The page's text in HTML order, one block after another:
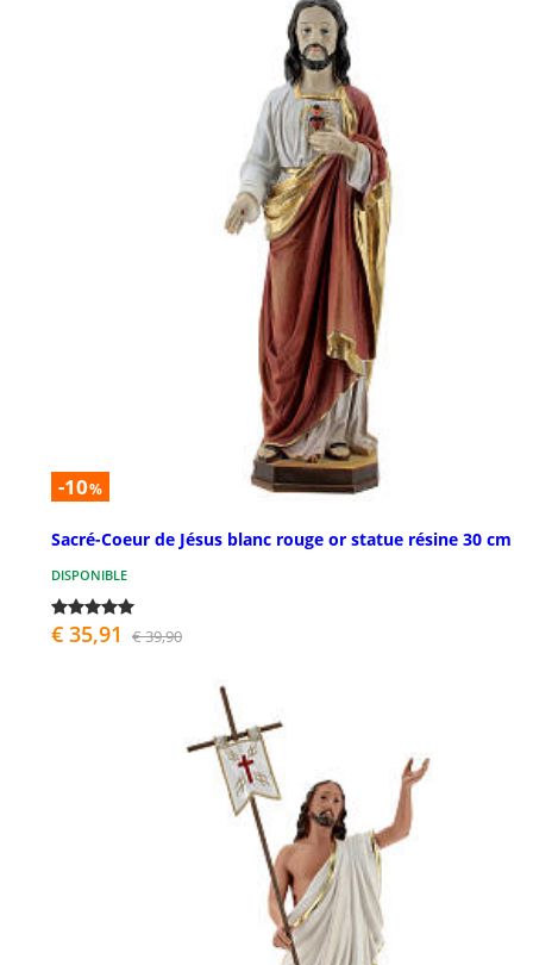
-10%
Sacré-Coeur de Jésus blanc rouge or statue résine 30 cm
DISPONIBLE
€ 35,91 € 39,90